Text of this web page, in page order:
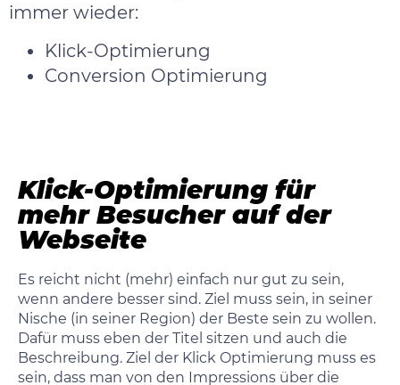
immer wieder:
Klick-Optimierung
Conversion Optimierung
Klick-Optimierung für
mehr Besucher auf der
Webseite
Es reicht nicht (mehr) einfach nur gut zu sein,
wenn andere besser sind. Ziel muss sein, in seiner
Nische (in seiner Region) der Beste sein zu wollen.
Dafür muss eben der Titel sitzen und auch die
Beschreibung. Ziel der Klick Optimierung muss es
sein, dass man von den Impressions über die